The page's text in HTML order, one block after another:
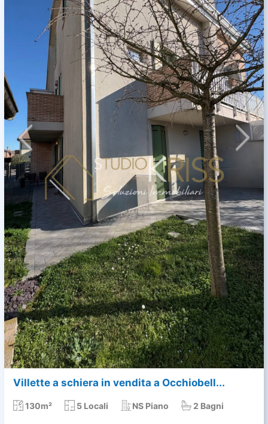
Villette a schiera in vendita a Occhiobell...
130m² 5 Locali NS Piano 2 Bagni